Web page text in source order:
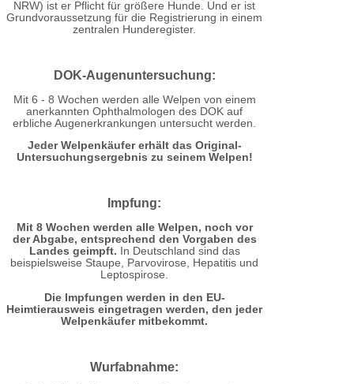
NRW) ist er Pflicht für größere Hunde. Und er ist
Grundvoraussetzung für die Registrierung in einem
zentralen Hunderegister.
DOK-Augenuntersuchung:
Mit 6 - 8 Wochen werden alle Welpen von einem
anerkannten Ophthalmologen des DOK auf
erbliche Augenerkrankungen untersucht werden.
Jeder Welpenkäufer erhält das Original-
Untersuchungsergebnis zu seinem Welpen!
Impfung:
Mit 8 Wochen werden alle Welpen, noch vor
der Abgabe, entsprechend den Vorgaben des
Landes geimpft. In Deutschland sind das
beispielsweise Staupe, Parvovirose, Hepatitis und
Leptospirose.
Die Impfungen werden in den EU-
Heimtierausweis eingetragen werden, den jeder
Welpenkäufer mitbekommt.
Wurfabnahme: